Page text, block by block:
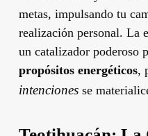
metas, impulsando tu
realización personal. La
un catalizador poderoso
propósitos energéticos,
intencionesse